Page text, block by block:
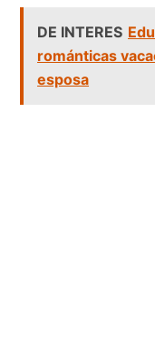
DE INTERES
románticas
esposa